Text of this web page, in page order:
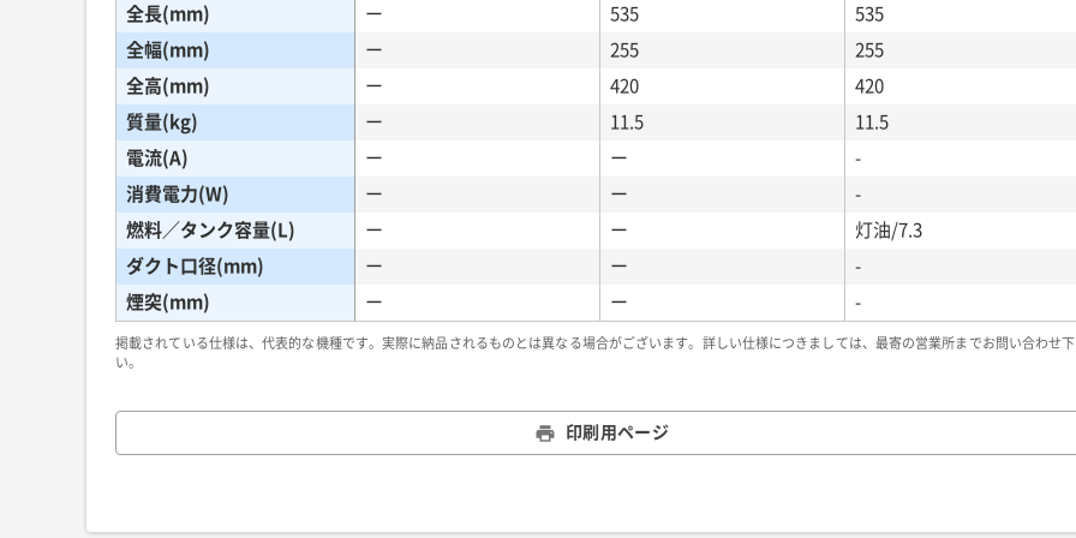
全長(mm) ー 535
535
全幅(mm)
ー 255
255
全高(mm)
ー 420
420
質量(kg)
ー 11.5
11.5
電流(A)
ー ー
-
消費電力(W)
ー ー
-
燃料／タンク容量(L)
ー ー
灯油/7.3
ダクト口径(mm)
ー ー
-
煙突(mm)
ー ー -
掲載されている仕様は、代表的な機種です。実際に納品されるものとは異なる場合がございます。詳しい仕様につきましては、最寄の営業所までお問い合わせ
い。
印刷用ページ